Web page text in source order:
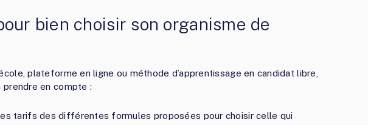
bien choisir son organisme de
plateforme en ligne ou méthode d’apprentissage en candidat libre,
en compte :
tarifs des différentes formules proposées pour choisir celle qui